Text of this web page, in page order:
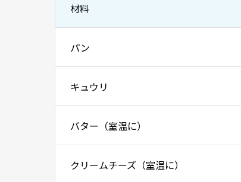
材料
パン
キュウリ
バター（室温に）
クリームチーズ（室温に）